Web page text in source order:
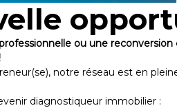
ou une
notre réseau est en
diagnostiqueur immobilier :